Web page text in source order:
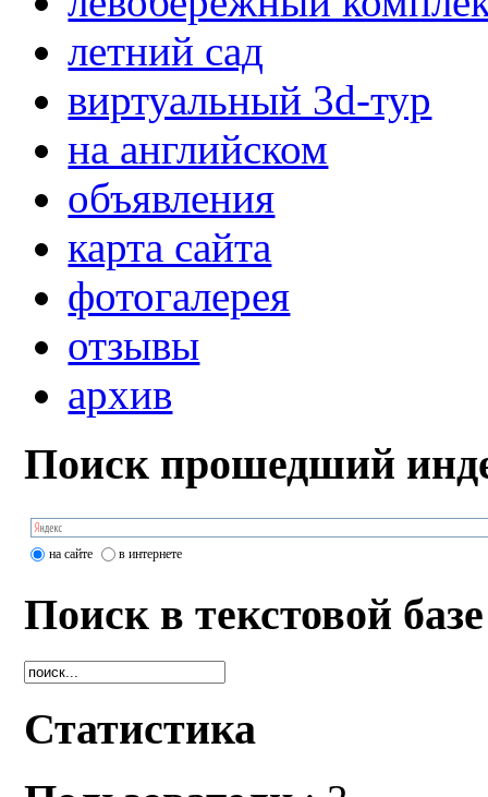
летний сад
виртуальный 3d-тур
на английском
объявления
карта сайта
фотогалерея
отзывы
архив
Поиск прошедший
на сайте в интернете
Поиск в текстовой базе
Статистика